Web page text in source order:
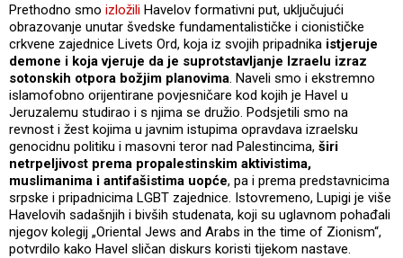
Prethodno smo izložili Havelov formativni put, uključujući
obrazovanje unutar švedske fundamentalističke i cionističke
crkvene zajednice Livets Ord, koja iz svojih pripadnika istjeruje
demone i koja vjeruje da je suprotstavljanje Izraelu izraz
sotonskih otpora božjim planovima. Naveli smo i ekstremno
islamofobno orijentirane povjesničare kod kojih je Havel u
Jeruzalemu studirao i s njima se družio. Podsjetili smo na
revnost i žest kojima u javnim istupima opravdava izraelsku
genocidnu politiku i masovni teror nad Palestincima, širi
netrpeljivost prema propalestinskim aktivistima,
muslimanima i antifašistima uopće, pa i prema predstavnicima
srpske i pripadnicima LGBT zajednice. Istovremeno, Lupigi je više
Havelovih sadašnjih i bivših studenata, koji su uglavnom pohađali
njegov kolegij „Oriental Jews and Arabs in the time of Zionism“,
potvrdilo kako Havel sličan diskurs koristi tijekom nastave.